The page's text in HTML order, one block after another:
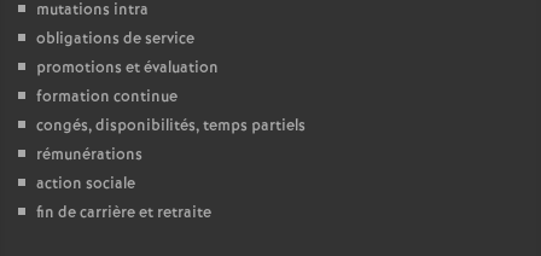
mutations intra
obligations de service
promotions et évaluation
formation continue
congés, disponibilités, temps partiels
rémunérations
action sociale
fin de carrière et retraite